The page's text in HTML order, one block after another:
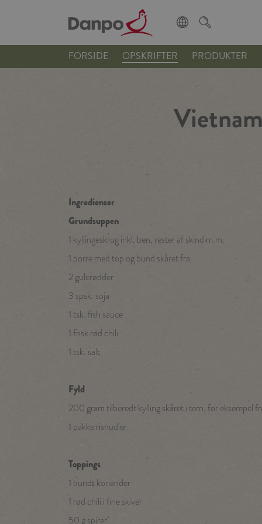
FORSIDE OPSKRIFTER PRODUKTER
Ingredienser
Grundsuppen
1 kyllingeskrog inkl. ben, rester af skind m.m.
1 porre med top og bund skåret fra
2 gulerødder
3 spsk. soja
1 tsk. fish sauce
1 frisk rød chili
1 tsk. salt
Fyld
200 gram tilberedt kylling skåret i tern, for eksempel
1 pakke risnudler
Toppings
1 bundt koriander
1 rød chili i fine skiver
50 g spirer